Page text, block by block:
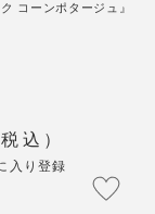
コーンポタージュ』
込）
入り登録